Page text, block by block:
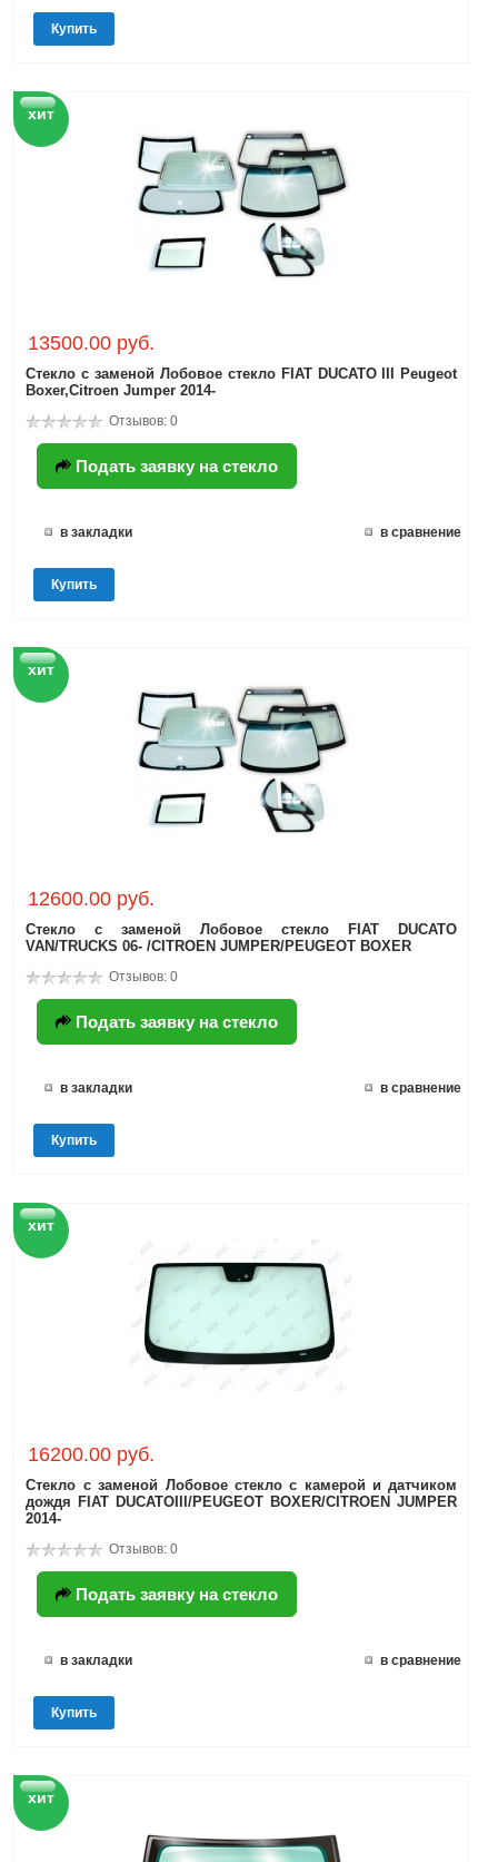
Купить
хит
13500.00 руб.
Стекло с заменой Лобовое стекло FIAT DUCATO III Peugeot
Boxer,Citroen Jumper 2014-
Отзывов: 0
Подать заявку на стекло
в закладки в сравнение
Купить
хит
12600.00 руб.
Стекло с заменой Лобовое стекло FIAT DUCATO
VAN/TRUCKS 06- /CITROEN JUMPER/PEUGEOT BOXER
Отзывов: 0
Подать заявку на стекло
в закладки в сравнение
Купить
хит
16200.00 руб.
Стекло с заменой Лобовое стекло с камерой и датчиком
дождя FIAT DUCATOIII/PEUGEOT BOXER/CITROEN JUMPER
2014-
Отзывов: 0
Подать заявку на стекло
в закладки в сравнение
Купить
хит